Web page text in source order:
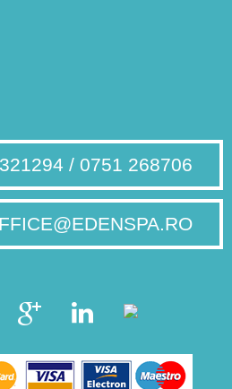
/ 0751 268706